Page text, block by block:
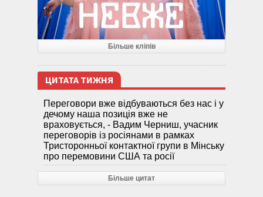
Більше кліпів
ЦИТАТА ТИЖНЯ
Переговори вже відбуваються без нас і у
дечому наша позиція вже не
враховується, - Вадим Черниш, учасник
переговорів із росіянами в рамках
Тристоронньої контактної групи в Мінську
про перемовини США та росії
Більше цитат